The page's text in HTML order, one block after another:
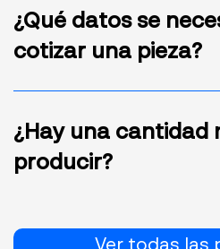
¿Qué datos se
cotizar una pieza?
¿Hay una cantidad
producir?